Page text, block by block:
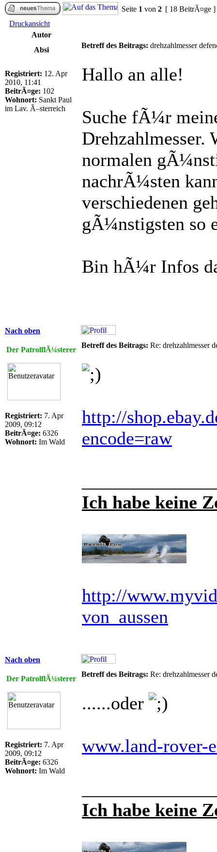
Seite 1 von 2 [ 18 BeitrÃ¤ge ]
Druckansicht
Autor
Absi
Betreff des Beitrags: drehzahlmesser
Registriert: 12. Apr
2010, 11:41
BeitrÃ¤ge: 102
Wohnort: Sankt Paul
im Lav. Ã–sterreich
Hallo an alle!
Suche fÃ¼r
Drehzahlmesser.
normalen
nachrÃ¼sten
verschiedenen
gÃ¼nstigsten so
Bin hÃ¼r Infos
Nach oben
Der PatrolflÃ¼sterer
Betreff des Beitrags: Re: drehzahlmesser
Registriert: 7. Apr
2009, 09:12
BeitrÃ¤ge: 6326
Wohnort: Im Wald
http://
encode=raw
Ich habe keine
http://
von_aussen
Nach oben
Der PatrolflÃ¼sterer
Betreff des Beitrags: Re: drehzahlmesser
Registriert: 7. Apr
2009, 09:12
BeitrÃ¤ge: 6326
Wohnort: Im Wald
......oder
www.land-rover-
Ich habe keine